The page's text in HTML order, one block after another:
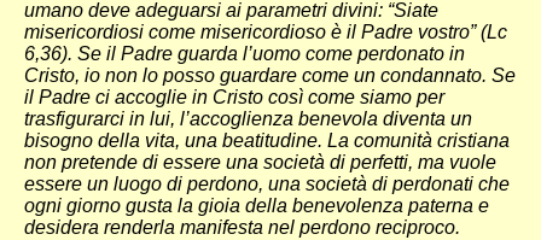
umano deve adeguarsi ai parametri divini: “Siate
misericordiosi come misericordioso è il Padre vostro” (Lc
6,36). Se il Padre guarda l’uomo come perdonato in
Cristo, io non lo posso guardare come un condannato. Se
il Padre ci accoglie in Cristo così come siamo per
trasfigurarci in lui, l’accoglienza benevola diventa un
bisogno della vita, una beatitudine. La comunità cristiana
non pretende di essere una società di perfetti, ma vuole
essere un luogo di perdono, una società di perdonati che
ogni giorno gusta la gioia della benevolenza paterna e
desidera renderla manifesta nel perdono reciproco.